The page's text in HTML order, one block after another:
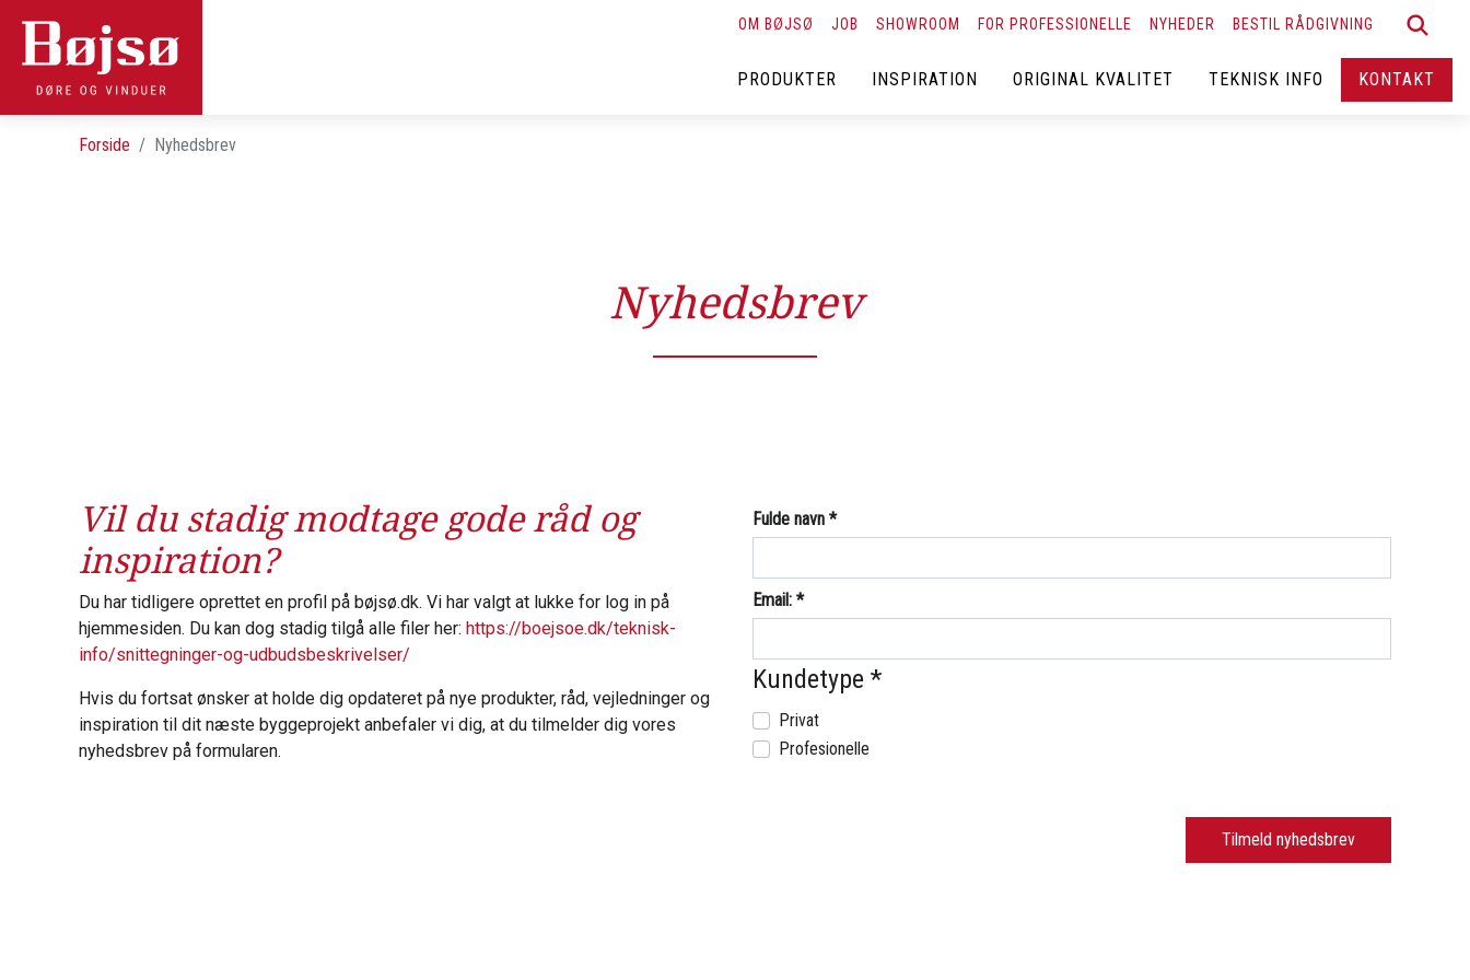
PRODUKTER INSPIRATION ORIGINAL KVALITET TEKNISK INFO KONTAKT
OM BØJSØ JOB SHOWROOM FOR PROFESSIONELLE NYHEDER BESTIL RÅDGIVNING
Forside Nyhedsbrev
Nyhedsbrev
Vil du stadig modtage gode råd og
inspiration?
Du har tidligere oprettet en profil på bøjsø.dk. Vi har valgt at lukke for log in på
hjemmesiden. Du kan dog stadig tilgå alle filer her: https://boejsoe.dk/teknisk-
info/snittegninger-og-udbudsbeskrivelser/
Hvis du fortsat ønsker at holde dig opdateret på nye produkter, råd, vejledninger og
inspiration til dit næste byggeprojekt anbefaler vi dig, at du tilmelder dig vores
nyhedsbrev på formularen.
Fulde navn *
Email: *
Kundetype *
Privat
Profesionelle